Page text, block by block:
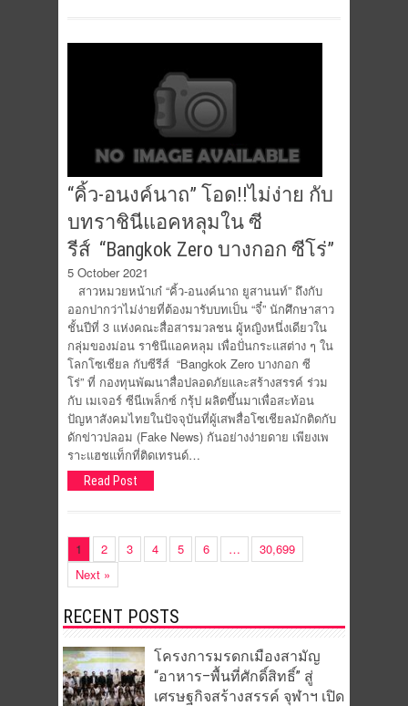
“คิ้ว-อนงค์นาถ” โอด!!ไม่ง่าย กับ
บทราชินีแอคหลุมใน ซี
รีส์ “Bangkok Zero บางกอก ซีโร่”
5 October 2021
สาวหมวยหน้าเก๋ “คิ้ว-อนงค์นาถ ยูสานนท์” ถึงกับ
ออกปากว่าไม่ง่ายที่ต้องมารับบทเป็น “จี๋” นักศึกษาสาว
ชั้นปีที่ 3 แห่งคณะสื่อสารมวลชน ผู้หญิงหนึ่งเดียวใน
กลุ่มของม่อน ราชินีแอคหลุม เพื่อปั่นกระแสต่าง ๆ ใน
โลกโซเชียล กับซีรีส์ “Bangkok Zero บางกอก ซี
โร่” ที่ กองทุนพัฒนาสื่อปลอดภัยและสร้างสรรค์ ร่วม
กับ เมเจอร์ ซีนีเพล็กซ์ กรุ้ป ผลิตขึ้นมาเพื่อสะท้อน
ปัญหาสังคมไทยในปัจจุบันที่ผู้เสพสื่อโซเชียลมักติดกับ
ดักข่าวปลอม (Fake News) กันอย่างง่ายดาย เพียงเพ
ราะแฮชแท็กที่ติดเทรนด์…
Read Post
1 2 3 4 5 6 …
30,699
Next »
RECENT POSTS
โครงการมรดกเมืองสามัญ
“อาหาร–พื้นที่ศักดิ์สิทธิ์” สู่
เศรษฐกิจสร้างสรรค์ จุฬาฯ เปิด